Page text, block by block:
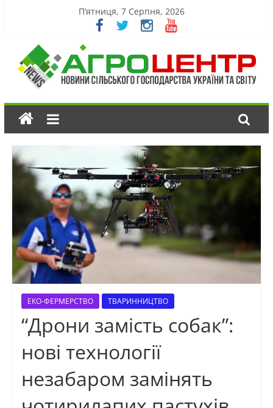
П’ятниця, 7 Серпня, 2026
ЕКО-ФЕРМЕРСТВО ТВАРИННИЦТВО
“Дрони замість собак”:
нові технології
незабаром замінять